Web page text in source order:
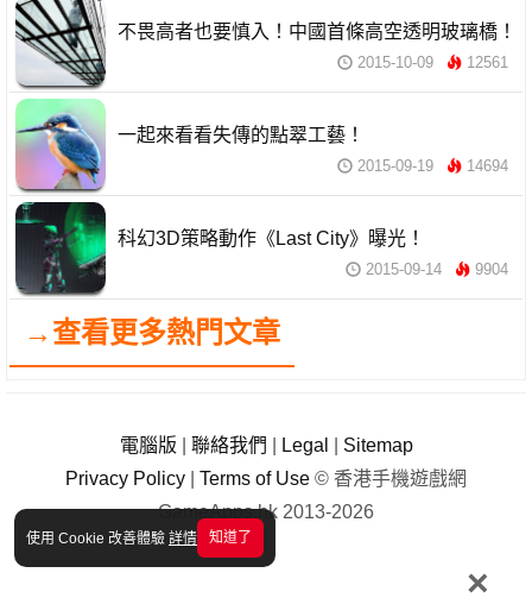
使用 Cookie 改善體驗 詳情 知道了
×
不畏高者也要慎入！中國首條高空透明玻璃橋！
2015-10-09 12561
一起來看看失傳的點翠工藝！
2015-09-19 14694
科幻3D策略動作《Last City》曝光！
2015-09-14 9904
→查看更多熱門文章
電腦版 聯絡我們 Legal
Sitemap
Privacy Policy
Terms of Use © 香港手機遊戲網
GameApps.hk 2013-2026